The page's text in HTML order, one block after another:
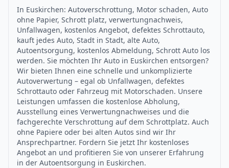
In Euskirchen: Autoverschrottung, Motor schaden, Auto
ohne Papier, Schrott platz, verwertungnachweis,
Unfallwagen, kostenlos Angebot, defektes Schrottauto,
kauft jedes Auto, Stadt in Stadt, alte Auto,
Autoentsorgung, kostenlos Abmeldung, Schrott Auto los
werden. Sie möchten Ihr Auto in Euskirchen entsorgen?
Wir bieten Ihnen eine schnelle und unkomplizierte
Autoverwertung – egal ob Unfallwagen, defektes
Schrottauto oder Fahrzeug mit Motorschaden. Unsere
Leistungen umfassen die kostenlose Abholung,
Ausstellung eines Verwertungnachweises und die
fachgerechte Verschrottung auf dem Schrottplatz. Auch
ohne Papiere oder bei alten Autos sind wir Ihr
Ansprechpartner. Fordern Sie jetzt Ihr kostenloses
Angebot an und profitieren Sie von unserer Erfahrung
in der Autoentsorgung in Euskirchen.